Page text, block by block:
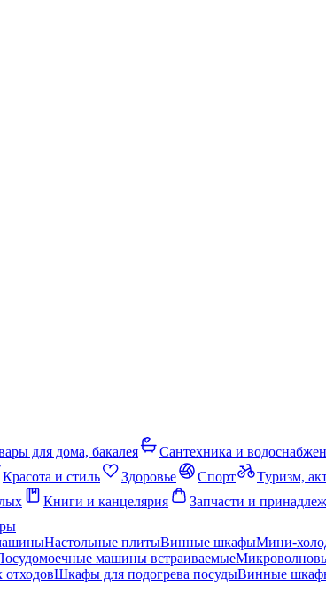
для дома, бакалея Сантехника и
Красота и стиль Здоровье Спорт Туризм,
Книги и канцелярия Запчасти и
Настольные плитыВинные шкафыМини-
машины встраиваемые
Шкафы для подогрева посудыВинные